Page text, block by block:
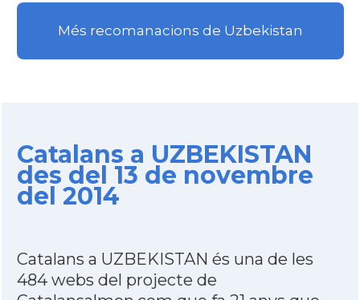
Més recomanacions de Uzbekistan
Catalans a UZBEKISTAN
des del 13 de novembre
del 2014
Catalans a UZBEKISTAN és una de les
484 webs del projecte de